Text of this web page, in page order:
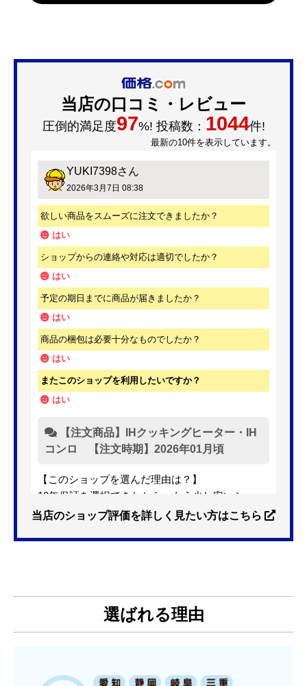
当店の口コミ・レビュー
圧倒的満足度97%! 投稿数： 1044件!
最新の10件を表示しています。
YUKI7398さん
2026年3月7日 08:38
欲しい商品をスムーズに注文できましたか？
はい
ショップからの連絡や対応は適切でしたか？
はい
予定の期日までに商品が届きましたか？
はい
商品の梱包は必要十分なものでしたか？
はい
またこのショップを利用したいですか？
はい
【注文商品】IHクッキングヒーター・IH
コンロ 【注文時期】2026年01月頃
【このショップを選んだ理由は？】
10年保証を選択できたから。もう少し安いショッ
プも有ったが、5年保証しかなかった。
【その他感想・コメント】
ものおきものおきさん
当店のショップ評価を詳しく見たい方はこちら
選ばれる理由